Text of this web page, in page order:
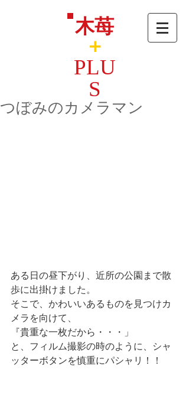
木苺
＋
PLU
S
つぼみのカメラマン
ある日の昼下がり、近所の公園まで散
歩に出掛けました。
そこで、かわいいあるものを見つけカ
メラを向けて、
『貴重な一枚だから・・・」
と、フィルム撮影の時のように、シャ
ッターボタンを慎重にパシャリ！！